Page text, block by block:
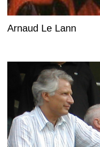
Arnaud Le Lann